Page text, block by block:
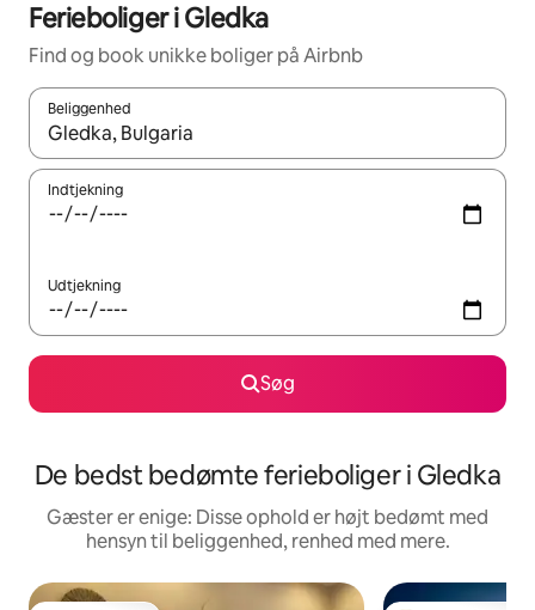
Ferieboliger i Gledka
Find og book unikke boliger på Airbnb
Beliggenhed
Når resultaterne er tilgængelige, skal du navigere med
Indtjekning
Udtjekning
Søg
De bedst bedømte ferieboliger i Gledka
Gæster er enige: Disse ophold er højt bedømt med
hensyn til beliggenhed, renhed med mere.